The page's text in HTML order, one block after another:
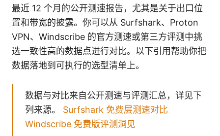
最近 12 个月的公开测速报告，尤其是关于出口位
置和带宽的披露。你可以从 Surfshark、Proton
VPN、Windscribe 的官方测速或第三方评测中挑
选一致性高的数据点进行对比。以下引用帮助你把
数据落地到可执行的选型清单上。
数据与对比来自公开测速与评测汇总，详见下
列来源。 Surfshark 免费层测速对比
Windscribe 免费版评测洞见